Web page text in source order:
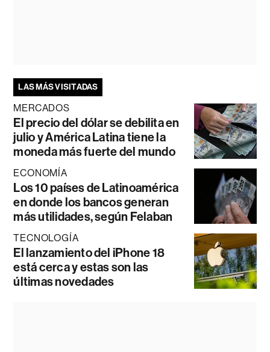
LAS MÁS VISITADAS
MERCADOS
El precio del dólar se debilita en
julio y América Latina tiene la
moneda más fuerte del mundo
ECONOMÍA
Los 10 países de Latinoamérica
en donde los bancos generan
más utilidades, según Felaban
TECNOLOGÍA
El lanzamiento del iPhone 18
está cerca y estas son las
últimas novedades